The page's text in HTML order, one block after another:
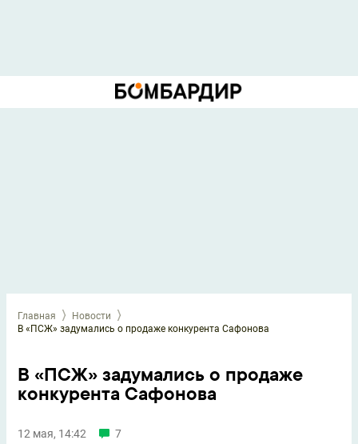
Главная
Новости
В «ПСЖ» задумались о продаже конкурента Сафонова
В «ПСЖ» задумались о продаже
конкурента Сафонова
12 мая, 14:42 7